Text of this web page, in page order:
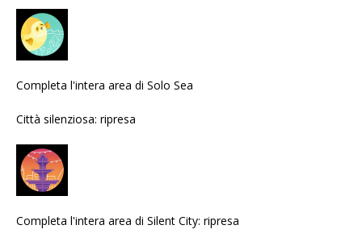
Completa l'intera area di Solo Sea
Città silenziosa: ripresa
Completa l'intera area di Silent City: ripresa